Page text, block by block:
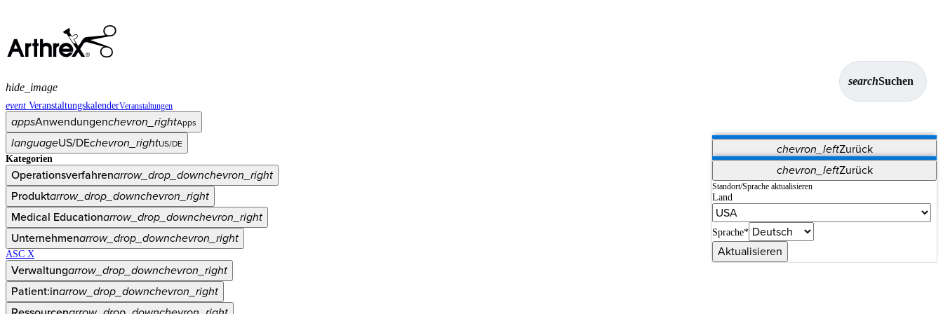
searchSuchen
event VeranstaltungskalenderVeranstaltungen
appsAnwendungenchevron_rightApps
chevron_leftZurück
Vet Systems OrthoPedia Patient
Supplier Portal
Synergy-Bildgebung und -Resektion
languageUS/DEchevron_rightUS/DE
chevron_leftZurück
Standort/Sprache aktualisieren
Land
Sprache*
Aktualisieren
Kategorien
Operationsverfahrenarrow_drop_downchevron_right
Produktarrow_drop_downchevron_right
Medical Educationarrow_drop_downchevron_right
Unternehmenarrow_drop_downchevron_right
ASC X
Verwaltungarrow_drop_downchevron_right
Patient:inarrow_drop_downchevron_right
hide_image